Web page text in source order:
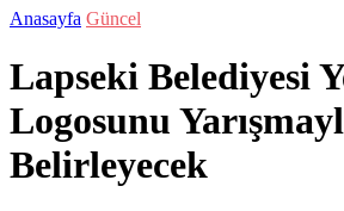
Anasayfa Güncel
Lapseki Belediyesi
Logosunu
Belirleyecek